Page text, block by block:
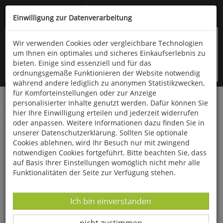
Kompletten Head der Seite überspringen
oder (06766) 9323-960
Startseite Bücher Downloads
Zeitschriften
Der Falke
Wattenmeer: Weltnaturerbe unter Druck
Einwilligung zur Datenverarbeitung
Wir verwenden Cookies oder vergleichbare Technologien
um Ihnen ein optimales und sicheres Einkaufserlebnis zu
bieten. Einige sind essenziell und für das
ordnungsgemäße Funktionieren der Website notwendig
während andere lediglich zu anonymen Statistikzwecken,
für Komforteinstellungen oder zur Anzeige
personalisierter Inhalte genutzt werden. Dafür können Sie
hier Ihre Einwilligung erteilen und jederzeit widerrufen
oder anpassen. Weitere Informationen dazu finden Sie in
unserer Datenschutzerklärung. Sollten Sie optionale
Cookies ablehnen, wird Ihr Besuch nur mit zwingend
notwendigen Cookies fortgeführt. Bitte beachten Sie, dass
auf Basis Ihrer Einstellungen womöglich nicht mehr alle
Funktionalitäten der Seite zur Verfügung stehen.
Datenverarbeitung -
Ich bin einverstanden